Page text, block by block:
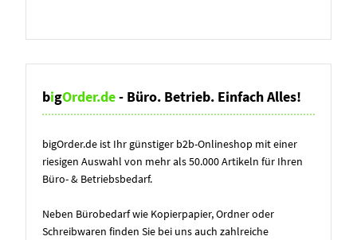
bigOrder.de- Büro. Betrieb. Einfach Alles!
bigOrder.de ist Ihr günstiger b2b-Onlineshop mit einer
riesigen Auswahl von mehr als 50.000 Artikeln für Ihren
Büro- & Betriebsbedarf.
Neben Bürobedarf wie Kopierpapier, Ordner oder
Schreibwaren finden Sie bei uns auch zahlreiche